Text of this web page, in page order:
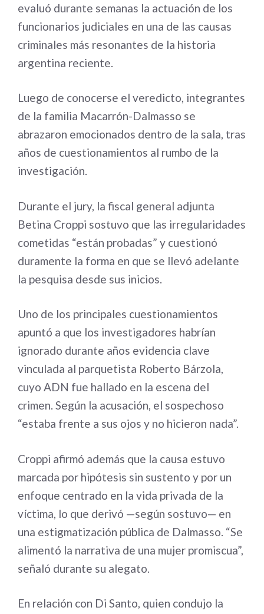
evaluó durante semanas la actuación de los
funcionarios judiciales en una de las causas
criminales más resonantes de la historia
argentina reciente.
Luego de conocerse el veredicto, integrantes
de la familia Macarrón-Dalmasso se
abrazaron emocionados dentro de la sala, tras
años de cuestionamientos al rumbo de la
investigación.
Durante el jury, la fiscal general adjunta
Betina Croppi sostuvo que las irregularidades
cometidas “están probadas” y cuestionó
duramente la forma en que se llevó adelante
la pesquisa desde sus inicios.
Uno de los principales cuestionamientos
apuntó a que los investigadores habrían
ignorado durante años evidencia clave
vinculada al parquetista Roberto Bárzola,
cuyo ADN fue hallado en la escena del
crimen. Según la acusación, el sospechoso
“estaba frente a sus ojos y no hicieron nada”.
Croppi afirmó además que la causa estuvo
marcada por hipótesis sin sustento y por un
enfoque centrado en la vida privada de la
víctima, lo que derivó —según sostuvo— en
una estigmatización pública de Dalmasso. “Se
alimentó la narrativa de una mujer promiscua”,
señaló durante su alegato.
En relación con Di Santo, quien condujo la